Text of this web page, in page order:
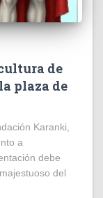
de
plaza de
Karanki,
a
debe
del